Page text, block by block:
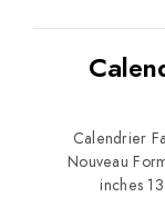
Calendrier
Nouveau
inches